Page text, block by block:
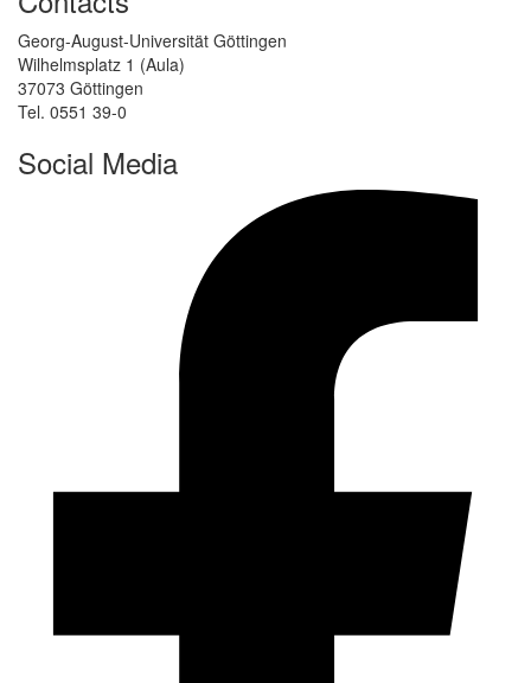
Georg-August-Universität Göttingen
Wilhelmsplatz 1 (Aula)
37073 Göttingen
Tel. 0551 39-0
Social Media